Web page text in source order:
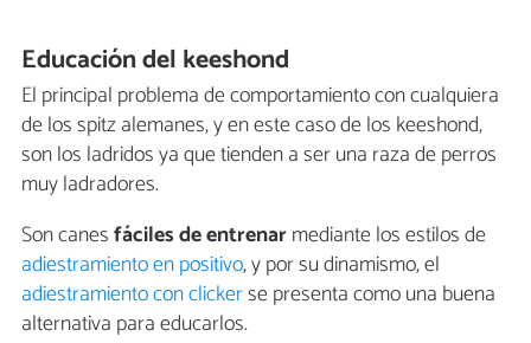
Educación del keeshond
El principal problema de comportamiento con cualquiera
de los spitz alemanes, y en este caso de los keeshond,
son los ladridos ya que tienden a ser una raza de perros
muy ladradores.
Son canesfáciles de entrenarmediante los estilos de
adiestramiento en positivo, y por su dinamismo, el
adiestramiento con clickerse presenta como una buena
alternativa para educarlos.